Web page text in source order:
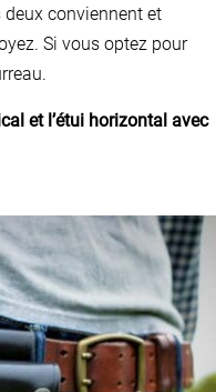
deux conviennent et
Si vous optez pour
et l’étui horizontal avec